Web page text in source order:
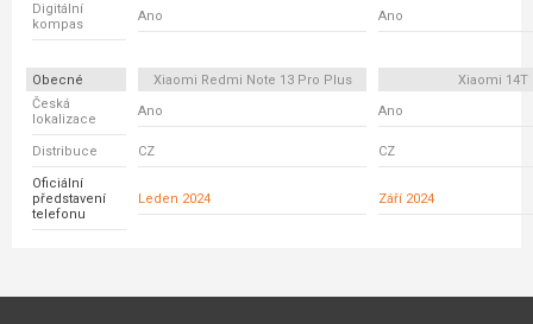
Digitální
kompas
Ano Ano
Obecné Xiaomi Redmi Note 13 Pro Plus
Xiaomi 14T
Česká
lokalizace
Ano Ano
Distribuce CZ CZ
Oficiální
představení
telefonu
Leden 2024 Září 2024